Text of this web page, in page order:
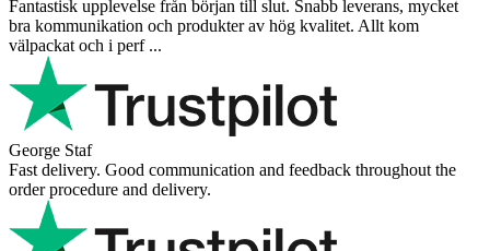
Andreas
Very good experience shopping at 4Barista. I bought a ZP6 Special,
and the order was well packaged, which eliminated any worries
about potential damag ...
Victor M.
Very professional, fast shipping, will buy again